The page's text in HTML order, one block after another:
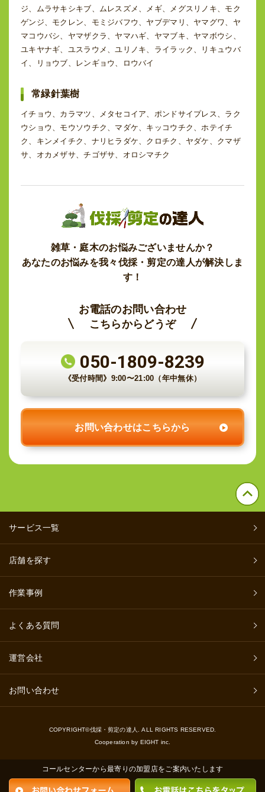
ジ、ムラサキシキブ、ムレスズメ、メギ、メグスリノキ、モク
ゲンジ、モクレン、モミジバフウ、ヤブデマリ、ヤマグワ、ヤ
マコウバシ、ヤマザクラ、ヤマハギ、ヤマブキ、ヤマボウシ、
ユキヤナギ、ユスラウメ、ユリノキ、ライラック、リキュウバ
イ、リョウブ、レンギョウ、ロウバイ
常緑針葉樹
イチョウ、カラマツ、メタセコイア、ポンドサイプレス、ラク
ウショウ、モウソウチク、マダケ、キッコウチク、ホテイチ
ク、キンメイチク、ナリヒラダケ、クロチク、ヤダケ、クマザ
サ、オカメザサ、チゴザサ、オロシマチク
雑草・庭木のお悩みございませんか？
あなたのお悩みを我々伐採・剪定の達人が解決しま
す！
お電話のお問い合わせ
こちらからどうぞ
050-1809-8239
《受付時間》 9:00〜21:00（年中無休）
お問い合わせはこちらから
サービス一覧
店舗を探す
作業事例
よくある質問
運営会社
お問い合わせ
COPYRIGHT©伐採・剪定の達人. ALL RIGHTS RESERVED.
Cooperation by EIGHT inc.
コールセンターから最寄りの加盟店をご案内いたします